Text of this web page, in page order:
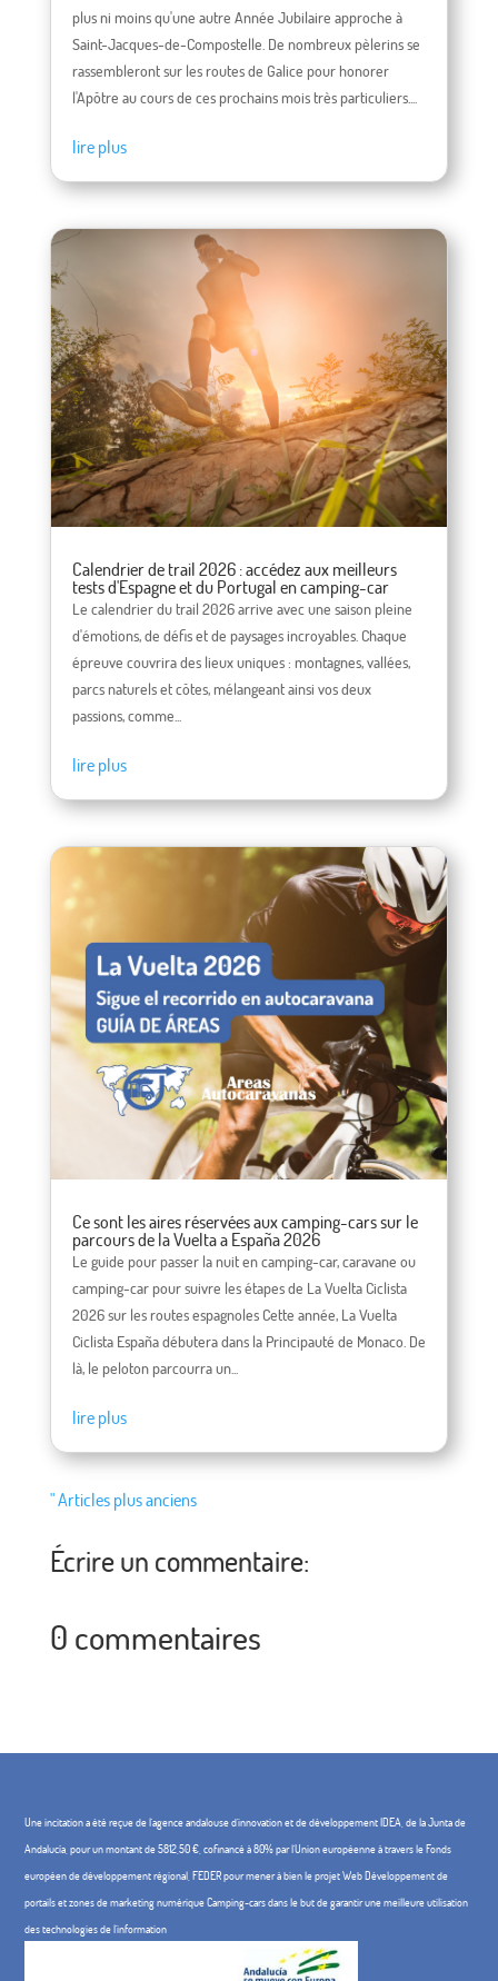
plus ni moins qu'une autre Année Jubilaire approche à
Saint-Jacques-de-Compostelle. De nombreux pèlerins se
rassembleront sur les routes de Galice pour honorer
l'Apôtre au cours de ces prochains mois très particuliers....
lire plus
Calendrier de trail 2026 : accédez aux meilleurs
tests d'Espagne et du Portugal en camping-car
Le calendrier du trail 2026 arrive avec une saison pleine
d'émotions, de défis et de paysages incroyables. Chaque
épreuve couvrira des lieux uniques : montagnes, vallées,
parcs naturels et côtes, mélangeant ainsi vos deux
passions, comme...
lire plus
Ce sont les aires réservées aux camping-cars sur le
parcours de la Vuelta a España 2026
Le guide pour passer la nuit en camping-car, caravane ou
camping-car pour suivre les étapes de La Vuelta Ciclista
2026 sur les routes espagnoles Cette année, La Vuelta
Ciclista España débutera dans la Principauté de Monaco. De
là, le peloton parcourra un...
lire plus
" Articles plus anciens
Écrire un commentaire:
0 commentaires
Une incitation a été reçue de l'agence andalouse d'innovation et de développement IDEA, de la Junta de
Andalucía, pour un montant de 5812,50 €, cofinancé à 80% par l'Union européenne à travers le Fonds
européen de développement régional, FEDER pour mener à bien le projet Web Développement de
portails et zones de marketing numérique Camping-cars dans le but de garantir une meilleure utilisation
des technologies de l'information